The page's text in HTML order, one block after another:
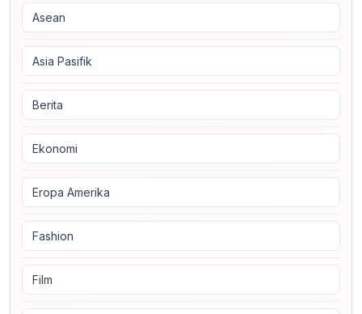
Asean
Asia Pasifik
Berita
Ekonomi
Eropa Amerika
Fashion
Film